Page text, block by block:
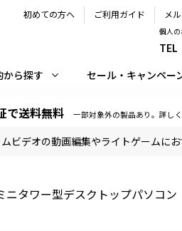
初めての方へ ご利用ガイド メ
個人
TEL
から探す セール・キャンペー
で送料無料 一部対象外の製品あり。詳し
ビデオの動画編集やライトゲームにお
ニタワー型デスクトップパソコン